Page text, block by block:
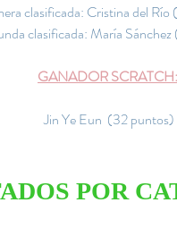
clasificada: Cristina del
clasificada: María
GANADOR SCRATCH:
Jin Ye Eun  (32 puntos)
POR